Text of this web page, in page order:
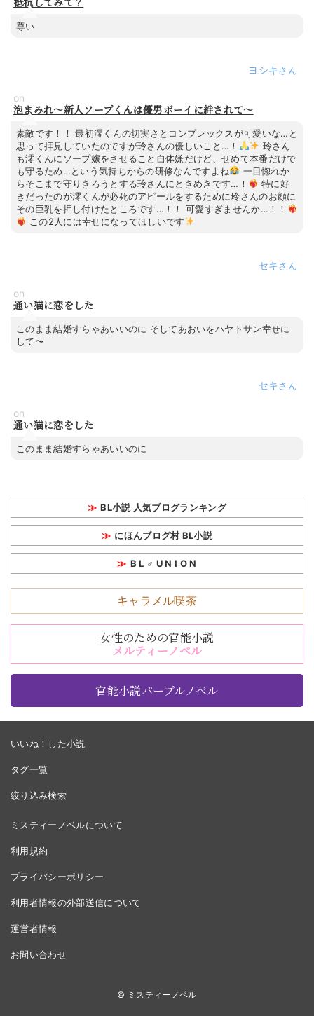
尊い
ヨシキ
on
泡まみれ～新人ソープくんは優男ボーイに絆されて～
素敵です！！ 最初澪くんの切実さとコンプレックスが可愛いな…と
思って拝見していたのですが玲さんの優しいこと…！
玲さん
も澪くんにソープ嬢をさせること自体嫌だけど、せめて本番だけで
も守るため…という気持ちからの研修なんですよね
一目惚れか
らそこまで守りきろうとする玲さんにときめきです…！
特に好
きだったのが澪くんが必死のアピールをするために玲さんのお顔に
その巨乳を押し付けたところです…！！ 可愛すぎませんか…！！
この2人には幸せになってほしいです
セキ
on
通い猫に恋をした
このまま結婚すらゃあいいのに そしてあおいをハヤトサン幸せに
して〜
セキ
on
通い猫に恋をした
このまま結婚すらゃあいいのに
BL小説 人気ブログランキング
にほんブログ村 BL小説
B L ♂ U N I O N
キャラメル喫茶
女性のための官能小説
メルティーノベル
官能小説パープルノベル
いいね！した小説
タグ一覧
絞り込み検索
ミスティーノベルについて
利用規約
プライバシーポリシー
利用者情報の外部送信について
運営者情報
お問い合わせ
© ミスティーノベル